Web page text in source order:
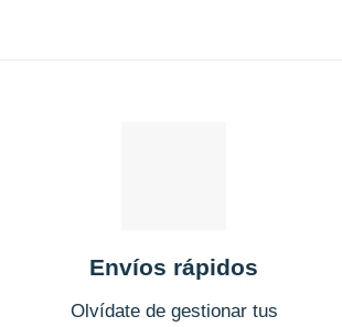
Envíos rápidos
Olvídate de gestionar tus